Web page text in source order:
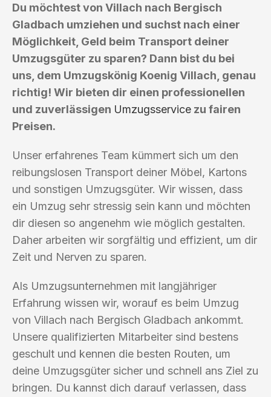
Du möchtest von Villach nach Bergisch
Gladbach umziehen und suchst nach einer
Möglichkeit, Geld beim Transport deiner
Umzugsgüter zu sparen? Dann bist du bei
uns, dem Umzugskönig Koenig Villach, genau
richtig! Wir bieten dir einen professionellen
und zuverlässigen Umzugsservice zu fairen
Preisen.
Unser erfahrenes Team kümmert sich um den
reibungslosen Transport deiner Möbel, Kartons
und sonstigen Umzugsgüter. Wir wissen, dass
ein Umzug sehr stressig sein kann und möchten
dir diesen so angenehm wie möglich gestalten.
Daher arbeiten wir sorgfältig und effizient, um dir
Zeit und Nerven zu sparen.
Als Umzugsunternehmen mit langjähriger
Erfahrung wissen wir, worauf es beim Umzug
von Villach nach Bergisch Gladbach ankommt.
Unsere qualifizierten Mitarbeiter sind bestens
geschult und kennen die besten Routen, um
deine Umzugsgüter sicher und schnell ans Ziel zu
bringen. Du kannst dich darauf verlassen, dass